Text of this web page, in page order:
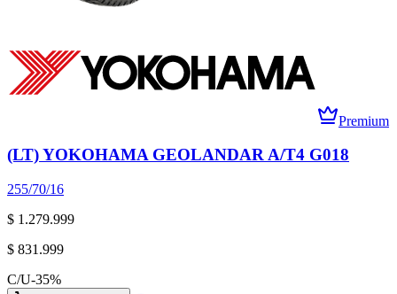
Premium
(LT) YOKOHAMA GEOLANDAR A/T4 G018
255/70/16
$ 1.279.999
$ 831.999
C/U-35%